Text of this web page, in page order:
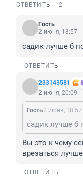
ОТВЕТИТЬ 2
Гость
2 июня, 18:57
садик лучше б
ОТВЕТИТЬ
233143581
2 июня, 20:09
Гость2 июня, 18:57
садик лучше б
Вы это к чему
врезаться
ОТВЕТИТЬ